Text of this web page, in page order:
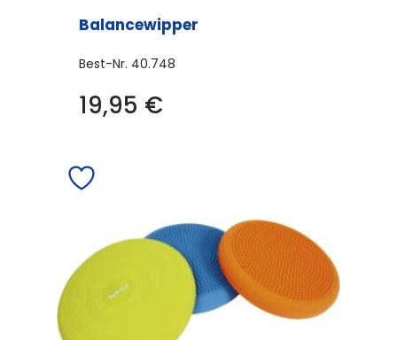
Balancewipper
Best-Nr. 40.748
19,95 €